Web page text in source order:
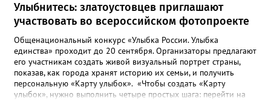
Улыбнитесь: златоустовцев приглашают
участвовать во всероссийском фотопроекте
Общенациональный конкурс «Улыбка России. Улыбка
единства» проходит до 20 сентября. Организаторы предлагают
его участникам создать живой визуальный портрет страны,
показав, как города хранят историю их семьи, и получить
персональную «Карту улыбок». «Чтобы создать «Карту
улыбок», нужно выполнить четыре простых шага: перейти на